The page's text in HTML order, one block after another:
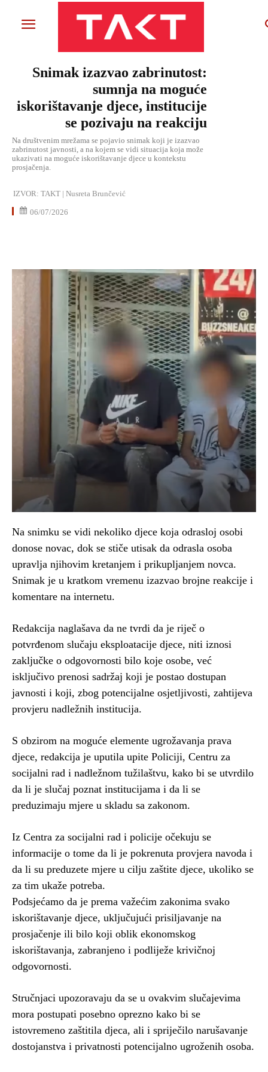
Snimak izazvao zabrinutost:
sumnja na moguće
iskorištavanje djece, institucije
se pozivaju na reakciju
Na društvenim mrežama se pojavio snimak koji je izazvao
zabrinutost javnosti, a na kojem se vidi situacija koja može
ukazivati na moguće iskorištavanje djece u kontekstu
prosjačenja.
IZVOR: TAKT | Nusreta Brunčević
06/07/2026
Na snimku se vidi nekoliko djece koja odrasloj osobi
donose novac, dok se stiče utisak da odrasla osoba
upravlja njihovim kretanjem i prikupljanjem novca.
Snimak je u kratkom vremenu izazvao brojne reakcije i
komentare na internetu.
Redakcija naglašava da ne tvrdi da je riječ o
potvrđenom slučaju eksploatacije djece, niti iznosi
zaključke o odgovornosti bilo koje osobe, već
isključivo prenosi sadržaj koji je postao dostupan
javnosti i koji, zbog potencijalne osjetljivosti, zahtijeva
provjeru nadležnih institucija.
S obzirom na moguće elemente ugrožavanja prava
djece, redakcija je uputila upite Policiji, Centru za
socijalni rad i nadležnom tužilaštvu, kako bi se utvrdilo
da li je slučaj poznat institucijama i da li se
preduzimaju mjere u skladu sa zakonom.
Iz Centra za socijalni rad i policije očekuju se
informacije o tome da li je pokrenuta provjera navoda i
da li su preduzete mjere u cilju zaštite djece, ukoliko se
za tim ukaže potreba.
Podsjećamo da je prema važećim zakonima svako
iskorištavanje djece, uključujući prisiljavanje na
prosjačenje ili bilo koji oblik ekonomskog
iskorištavanja, zabranjeno i podliježe krivičnoj
odgovornosti.
Stručnjaci upozoravaju da se u ovakvim slučajevima
mora postupati posebno oprezno kako bi se
istovremeno zaštitila djeca, ali i spriječilo narušavanje
dostojanstva i privatnosti potencijalno ugroženih osoba.